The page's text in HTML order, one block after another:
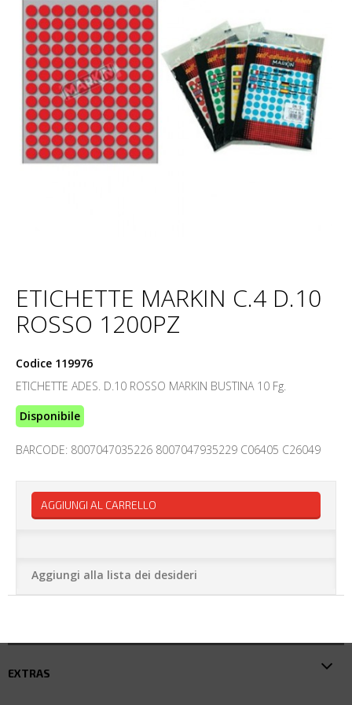
ETICHETTE MARKIN C.4 D.10
ROSSO 1200PZ
Codice 119976
ETICHETTE ADES. D.10 ROSSO MARKIN BUSTINA 10 Fg.
Disponibile
BARCODE: 8007047035226 8007047935229 C06405 C26049
AGGIUNGI AL CARRELLO
Aggiungi alla lista dei desideri
EXTRAS